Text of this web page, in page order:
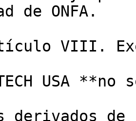
de ONFA.
VIII.
USA
derivados